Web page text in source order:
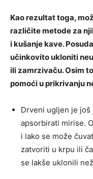
Kao rezultat toga,
različite metode za
i kušanje kave.
učinkovito ukloniti
ili zamrzivaču. Osim
pomoći u prikrivanju
Drveni ugljen je
apsorbirati mirise.
i lako se može
zatvoriti u krpu ili
se lakše uklonili